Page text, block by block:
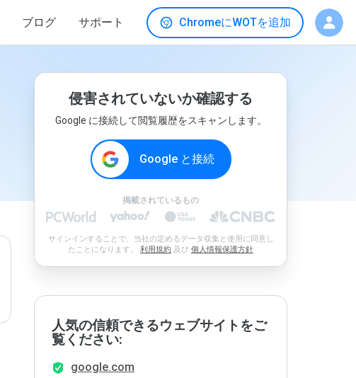
ブログ サポート ChromeにWOTを追加
侵害されていないか確認する
Google に接続して閲覧履歴をスキャンします。
Google と接続
掲載されているもの
サインインすることで、当社の定めるデータ収集と使用に同意し
たことになります。 利用規約 及び 個人情報保護方針
人気の信頼できるウェブサイトをご
覧ください:
google.com